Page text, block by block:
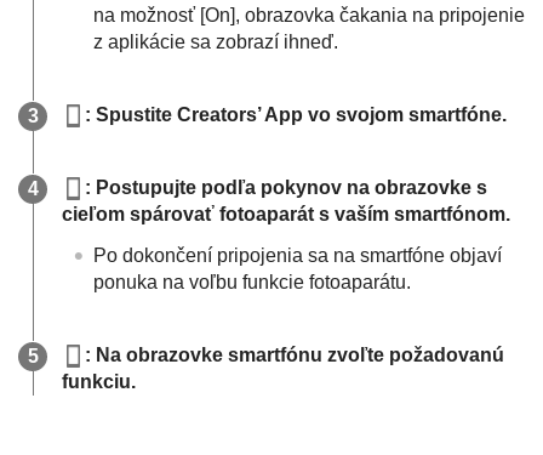
na možnosť [On], obrazovka čakania na pripojenie
z aplikácie sa zobrazí ihneď.
: Spustite Creators’ App vo svojom smartfóne.
: Postupujte podľa pokynov na obrazovke s
cieľom spárovať fotoaparát s vaším smartfónom.
Po dokončení pripojenia sa na smartfóne objaví
ponuka na voľbu funkcie fotoaparátu.
: Na obrazovke smartfónu zvoľte požadovanú
funkciu.